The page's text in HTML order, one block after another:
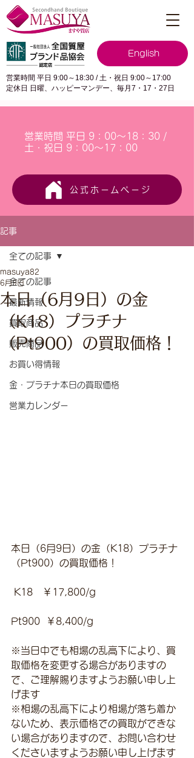
English
営業時間 平日 9:00～18:30 / 土・祝日 9:00～17:00
定休日 日曜、ハッピーマンデー、毎月7・17・27日
営業時間 平日 9：00～18：30 /
土・祝日 9：00～17：00
公式ホームページ
記事
全ての記事
最新情報
買取商品
販売商品
お買い得情報
金・プラチナ本日の買取価格
営業カレンダー
全ての記事
本日（6月9日）の金
（K18）プラチナ
（Pt900）の買取価格！
masuya82
6月9日
本日（6月9日）の金（K18）プラチナ
（Pt900）の買取価格！
K18　￥17,800/g
Pt900  ￥8,400/g
※当日中でも相場の乱高下により、買
取価格を変更する場合がありますの
で、ご理解賜りますようお願い申し上
げます
※相場の乱高下により相場が落ち着か
ないため、表示価格での買取ができな
い場合がありますので、お問い合わせ
くださいますようお願い申し上げます